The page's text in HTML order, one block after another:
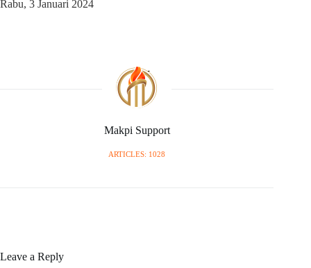
Rabu, 3 Januari 2024
Makpi Support
ARTICLES: 1028
Leave a Reply